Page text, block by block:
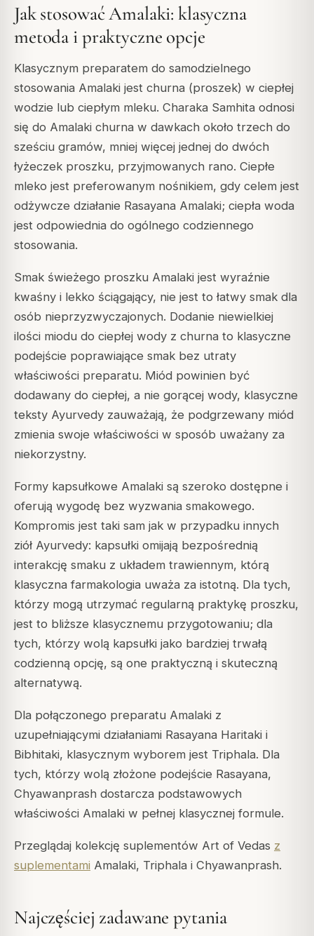
Jak stosować Amalaki: klasyczna
metoda i praktyczne opcje
Klasycznym preparatem do samodzielnego
stosowania Amalaki jest churna (proszek) w ciepłej
wodzie lub ciepłym mleku. Charaka Samhita odnosi
się do Amalaki churna w dawkach około trzech do
sześciu gramów, mniej więcej jednej do dwóch
łyżeczek proszku, przyjmowanych rano. Ciepłe
mleko jest preferowanym nośnikiem, gdy celem jest
odżywcze działanie Rasayana Amalaki; ciepła woda
jest odpowiednia do ogólnego codziennego
stosowania.
Smak świeżego proszku Amalaki jest wyraźnie
kwaśny i lekko ściągający, nie jest to łatwy smak dla
osób nieprzyzwyczajonych. Dodanie niewielkiej
ilości miodu do ciepłej wody z churna to klasyczne
podejście poprawiające smak bez utraty
właściwości preparatu. Miód powinien być
dodawany do ciepłej, a nie gorącej wody, klasyczne
teksty Ayurvedy zauważają, że podgrzewany miód
zmienia swoje właściwości w sposób uważany za
niekorzystny.
Formy kapsułkowe Amalaki są szeroko dostępne i
oferują wygodę bez wyzwania smakowego.
Kompromis jest taki sam jak w przypadku innych
ziół Ayurvedy: kapsułki omijają bezpośrednią
interakcję smaku z układem trawiennym, którą
klasyczna farmakologia uważa za istotną. Dla tych,
którzy mogą utrzymać regularną praktykę proszku,
jest to bliższe klasycznemu przygotowaniu; dla
tych, którzy wolą kapsułki jako bardziej trwałą
codzienną opcję, są one praktyczną i skuteczną
alternatywą.
Dla połączonego preparatu Amalaki z
uzupełniającymi działaniami Rasayana Haritaki i
Bibhitaki, klasycznym wyborem jest Triphala. Dla
tych, którzy wolą złożone podejście Rasayana,
Chyawanprash dostarcza podstawowych
właściwości Amalaki w pełnej klasycznej formule.
Przeglądaj kolekcję suplementów Art of Vedas z
suplementami Amalaki, Triphala i Chyawanprash.
Najczęściej zadawane pytania